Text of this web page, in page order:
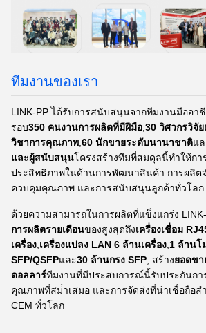
ทีมงานของเรา
LINK-PP ได้รับการสนับสนุนจากทีมงานมืออา
รอบ350 คนงานการผลิตที่มีฝีมือ 30 วิศวกรวิจั
วิชาการคุณภาพ 60 นักขายระดับนานาชาติแ
และผู้สนับสนุนโครงสร้างทีมที่สมดุลนี้ทําให้กา
ประสิทธิภาพในด้านการพัฒนาสินค้า การผลิต
ควบคุมคุณภาพ และการสนับสนุนลูกค้าทั่วโลก
ด้วยความสามารถในการผลิตที่แข็งแกร่ง
การผลิตรายเดือนของสูงสุดถึงเครื่องเชื่อม
เครื่อง เครื่องแปลง LAN 6 ล้านเครื่อง 1 ล้านโ
SFP/QSFPและ30 ล้านกรง SFP , สร้างยอดขา
ดอลลาร์ทีมงานที่มีประสบการณ์นี้รับประกันกา
คุณภาพที่สม่ําเสมอ และการจัดส่งที่น่าเชื่อถือสํ
CEM ทั่วโลก